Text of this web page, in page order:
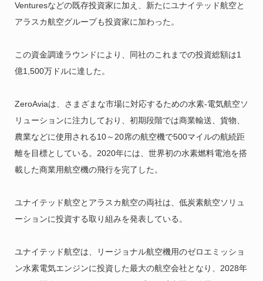
Venturesなどの既存投資家に加え、新たにユナイテッド航空と
アラスカ航空グループも投資家に加わった。
この資金調達ラウンドにより、同社のこれまでの投資総額は1
億1,500万ドルに達した。
ZeroAviaは、さまざまな市場に対応するための水素-電気航空ソ
リューションに注力しており、初期段階では商業輸送、貨物、
農業などに使用される10～20席の航空機で500マイルの航続距
離を目標としている。2020年には、世界初の水素燃料電池を搭
載した商業用航空機の飛行を完了した。
ユナイテッド航空とアラスカ航空の両社は、低炭素航空ソリュ
ーションに投資する取り組みを発表している。
ユナイテッド航空は、リージョナル航空機用のゼロエミッショ
ン水素電気エンジンに投資した最大の航空会社となり、2028年